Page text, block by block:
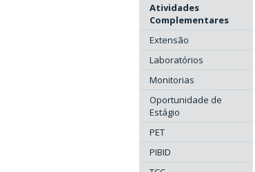
Atividades
Complementares
Extensão
Laboratórios
Monitorias
Oportunidade de
Estágio
PET
PIBID